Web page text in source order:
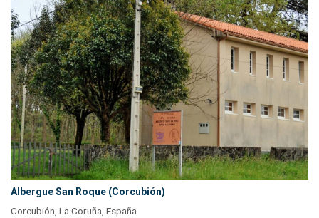
Albergue San Roque (Corcubión)
Corcubión, La Coruña, España